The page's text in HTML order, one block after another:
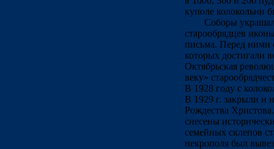
куполе колокольни
Соборы
старообрядцев
письма. Перед ними
которых достигали
Октябрьская
веку»
В 1928 году с
В 1929 г. закрыли и
Рождества
снесены
семейных склепов
некрополя был